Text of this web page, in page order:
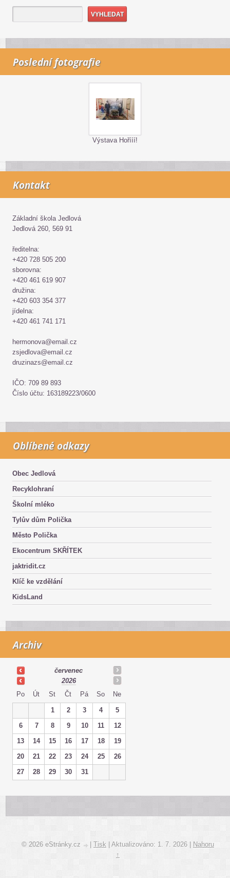
Poslední fotografie
Výstava Hořííí!
Kontakt
Základní škola Jedlová
Jedlová 260, 569 91
ředitelna:
+420 728 505 200
sborovna:
+420 461 619 907
družina:
+420 603 354 377
jídelna:
+420 461 741 171
hermonova@email.cz
zsjedlova@email.cz
druzinazs@email.cz
IČO: 709 89 893
Číslo účtu: 163189223/0600
Oblíbené odkazy
Obec Jedlová
Recyklohraní
Školní mléko
Tylův dům Polička
Město Polička
Ekocentrum SKŘÍTEK
jaktridit.cz
Klíč ke vzdělání
KidsLand
Archiv
červenec
2026
Po
Út St Čt Pá So Ne
1 2 3 4
5
6
7 8 9 10 11
12
13
14 15 16 17 18
19
20
21 22 23 24 25
26
27
28 29 30 31
© 2026 eStránky.cz | Tisk | Aktualizováno: 1. 7. 2026 | Nahoru
↑